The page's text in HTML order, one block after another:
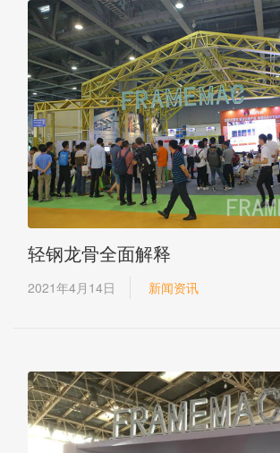
轻钢龙骨全面解释
2021年4月14日 新闻资讯